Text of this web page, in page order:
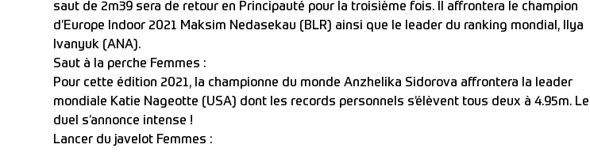
saut de 2m39 sera de retour en Principauté pour la troisième fois. Il affrontera le champion
d’Europe Indoor 2021 Maksim Nedasekau (BLR) ainsi que le leader du ranking mondial, Ilya
Ivanyuk (ANA).
Saut à la perche Femmes :
Pour cette édition 2021, la championne du monde Anzhelika Sidorova affrontera la leader
mondiale Katie Nageotte (USA) dont les records personnels s’élèvent tous deux à 4.95m. Le
duel s’annonce intense !
Lancer du javelot Femmes :